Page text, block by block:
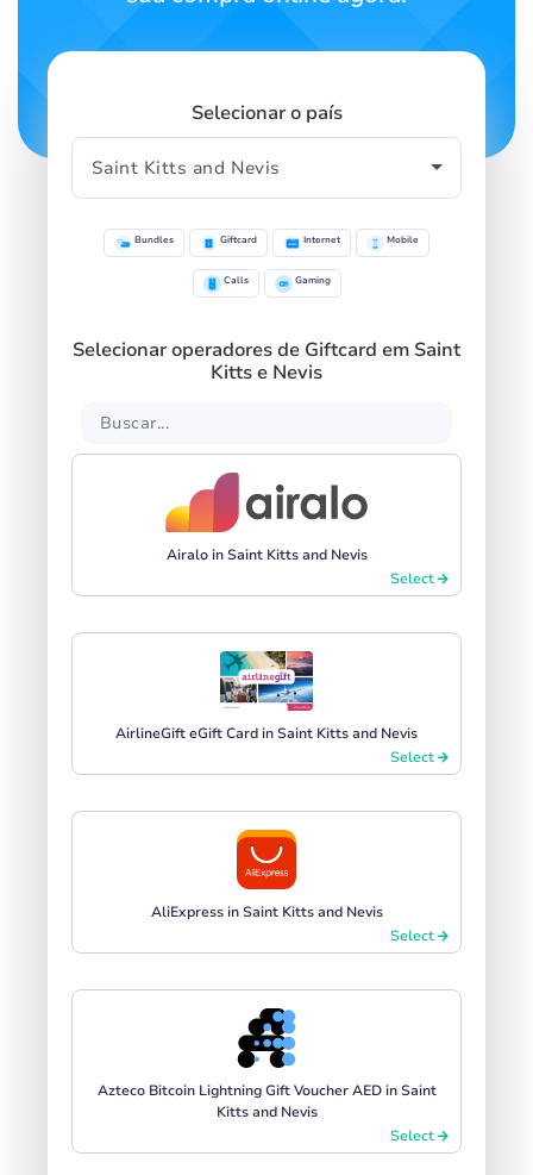
Selecionar o país
Bundles Giftcard Internet Mobile
Calls Gaming
Selecionar operadores de Giftcard em Saint
Kitts e Nevis
Airalo in Saint Kitts and Nevis
Select
AirlineGift eGift Card in Saint Kitts and Nevis
Select
AliExpress in Saint Kitts and Nevis
Select
Azteco Bitcoin Lightning Gift Voucher AED in Saint
Kitts and Nevis
Select